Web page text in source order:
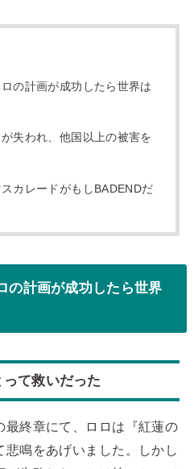
の計画が成功したら世界は
失われ、他国以上の被害を
カレードがもしBADENDだ
の計画が成功したら世界
て救いだった
最終章にて、ロロは『紅蓮の
鳴をあげいました。しかし